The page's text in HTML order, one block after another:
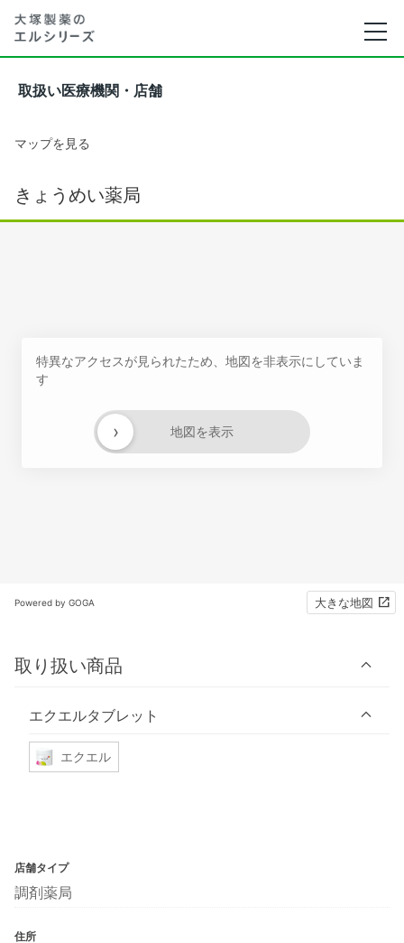
取扱い医療機関・店舗
マップを見る
きょうめい薬局
特異なアクセスが見られたため、地図を非表示にしていま
す
地図を表示
›
Powered by GOGA 大きな地図
取り扱い商品
エクエルタブレット
エクエル
店舗タイプ
調剤薬局
住所